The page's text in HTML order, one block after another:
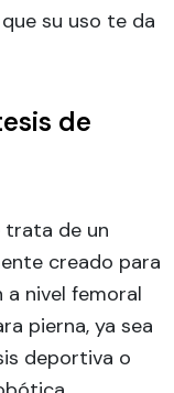
su uso te da
de
trata de un
creado para
nivel femoral
pierna, ya sea
deportiva o